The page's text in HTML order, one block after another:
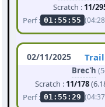
Scratch : 11/
Perf : 01:55:55
02/11/2025
Brec'h
Scratch : 11/178
Perf : 01:55:29